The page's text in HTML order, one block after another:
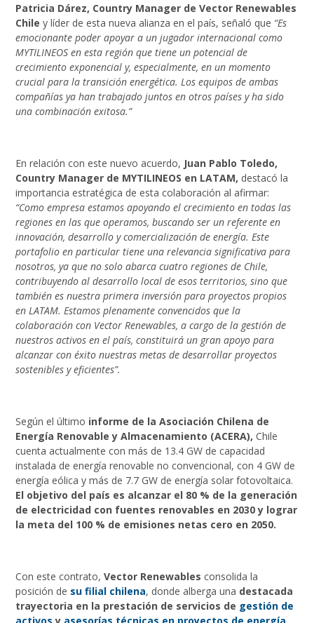
Patricia Dárez, Country Manager de Vector Renewables
Chile y líder de esta nueva alianza en el país, señaló que “Es
emocionante poder apoyar a un jugador internacional como
MYTILINEOS en esta región que tiene un potencial de
crecimiento exponencial y, especialmente, en un momento
crucial para la transición energética. Los equipos de ambas
compañías ya han trabajado juntos en otros países y ha sido
una combinación exitosa.”
En relación con este nuevo acuerdo, Juan Pablo Toledo,
Country Manager de MYTILINEOS en LATAM, destacó la
importancia estratégica de esta colaboración al afirmar:
“Como empresa estamos apoyando el crecimiento en todas las
regiones en las que operamos, buscando ser un referente en
innovación, desarrollo y comercialización de energía. Este
portafolio en particular tiene una relevancia significativa para
nosotros, ya que no solo abarca cuatro regiones de Chile,
contribuyendo al desarrollo local de esos territorios, sino que
también es nuestra primera inversión para proyectos propios
en LATAM. Estamos plenamente convencidos que la
colaboración con Vector Renewables, a cargo de la gestión de
nuestros activos en el país, constituirá un gran apoyo para
alcanzar con éxito nuestras metas de desarrollar proyectos
sostenibles y eficientes”.
Según el último informe de la Asociación Chilena de
Energía Renovable y Almacenamiento (ACERA), Chile
cuenta actualmente con más de 13.4 GW de capacidad
instalada de energía renovable no convencional, con 4 GW de
energía eólica y más de 7.7 GW de energía solar fotovoltaica.
El objetivo del país es alcanzar el 80 % de la generación
de electricidad con fuentes renovables en 2030 y lograr
la meta del 100 % de emisiones netas cero en 2050.
Con este contrato,Vector Renewables consolida la
posición de su filial chilena, donde alberga una destacada
trayectoria en la prestación de servicios de gestión de